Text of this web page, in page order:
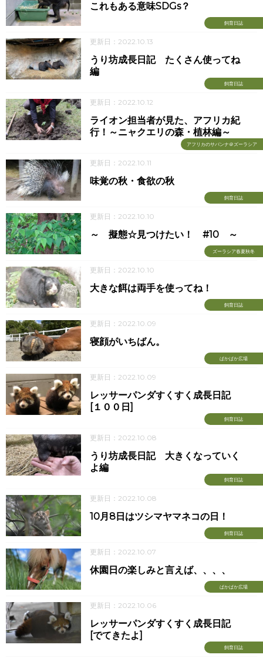
飼育日誌
これもある意味SDGs？
更新日：2022.10.13
飼育日誌
うり坊成長日記 たくさん使ってね
編
更新日：2022.10.12
アフリカのサバンナ＠ズーラシア
ライオン担当者が見た、アフリカ紀
行！～ニャクエリの森・植林編～
更新日：2022.10.11
飼育日誌
味覚の秋・食欲の秋
更新日：2022.10.10
ズーラシア春夏秋冬
～ 擬態☆見つけたい！ #10 ～
更新日：2022.10.10
飼育日誌
大きな餌は両手を使ってね！
更新日：2022.10.09
ぱかぱか広場
寝顔がいちばん。
更新日：2022.10.09
飼育日誌
レッサーパンダすくすく成長日記
[１００日]
更新日：2022.10.08
飼育日誌
うり坊成長日記 大きくなっていく
よ編
更新日：2022.10.08
飼育日誌
10月8日はツシマヤマネコの日！
更新日：2022.10.07
ぱかぱか広場
休園日の楽しみと言えば、、、、
更新日：2022.10.06
飼育日誌
レッサーパンダすくすく成長日記
[でてきたよ]